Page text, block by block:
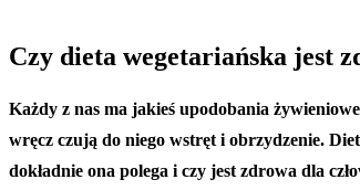
Czy dieta wegetariańska jest
Każdy z nas ma jakieś upodobania
wręcz czują do niego wstręt i obrzydzenie.
dokładnie ona polega i czy jest zdrowa dla